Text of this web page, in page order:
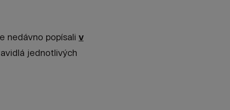
nedávno popísali v
jednotlivých